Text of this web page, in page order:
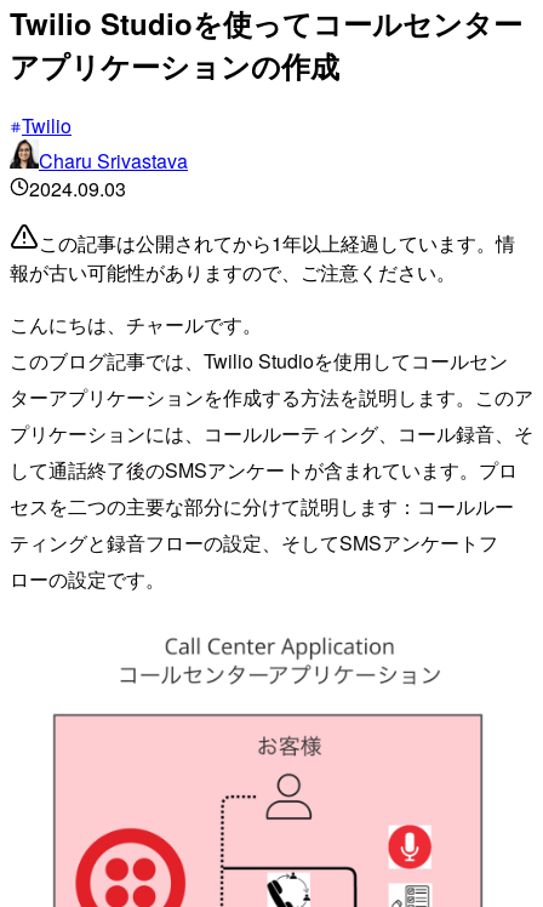
Twilio Studioを使ってコールセンター
アプリケーションの作成
Twilio
Charu Srivastava
2024.09.03
この記事は公開されてから1年以上経過しています。情
報が古い可能性がありますので、ご注意ください。
こんにちは、チャールです。
このブログ記事では、Twilio Studioを使用してコールセン
ターアプリケーションを作成する方法を説明します。このア
プリケーションには、コールルーティング、コール録音、そ
して通話終了後のSMSアンケートが含まれています。プロ
セスを二つの主要な部分に分けて説明します：コールルー
ティングと録音フローの設定、そしてSMSアンケートフ
ローの設定です。